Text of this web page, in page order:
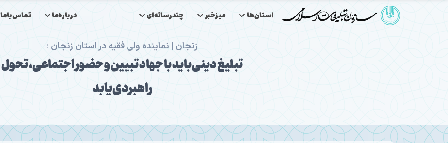
استان‌ها میزخبر چندرسانه‌ای درباره‌ما تماس‌باما
زنجان | نماینده ولی فقیه در استان زنجان :
تبلیغ دینی باید با جهاد تبیین و حضور اجتماعی، تحول
راهبردی یابد